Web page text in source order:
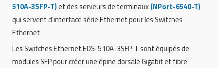
510A-3SFP-T)et des serveurs de terminaux (NPort-6540-T)
qui servent d’interface série Ethernet pour les Switches
Ethernet
Les Switches Ethernet EDS-510A-3SFP-T sont équipés de
modules SFP pour créer une épine dorsale Gigabit et fibre